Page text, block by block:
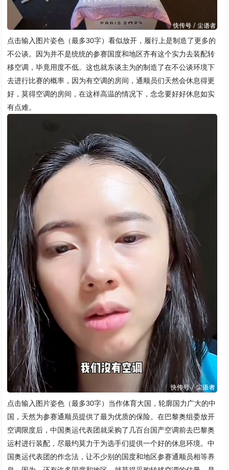
点击输入图片姿色（最多30字）看似放开，履行上是制造了更多的
不公谈。因为并不是统统的参赛国度和地区齐有这个实力去装配转
移空调，毕竟用度不低。这也就东谈主为的制造了在不公谈环境下
去进行比赛的概率，因为有空调的房间，通顺员们天然会休息得更
好，莫得空调的房间，在这样高温的情况下，念念要好好休息如实
有点难。
点击输入图片姿色（最多30字）当作体育大国，轮廓国力广大的中
国，天然为参赛通顺员提供了最为优质的保险。在巴黎奥组委放开
空调限度后，中国奥运代表团就采购了几百台国产空调前去巴黎奥
运村进行装配，尽最约莫力于为选手们提供一个好的休息环境。中
国奥运代表团的作念法，让不少别的国度和地区参赛通顺员相等养